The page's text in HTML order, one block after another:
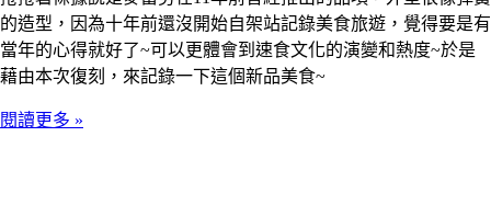
的造型，因為十年前還沒開始自架站記錄美食旅遊，覺得要是有
當年的心得就好了~可以更體會到速食文化的演變和熱度~於是
藉由本次復刻，來記錄一下這個新品美食~
閱讀更多 »